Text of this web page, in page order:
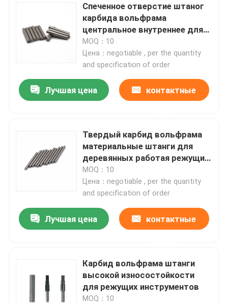
Спеченное отверстие штаног
карбида вольфрама
центральное внутреннее для
режущих инструментов
хладоагента
MOQ：10
Цена：negotiable , per the quantity
and specification of order
Лучшая цена контактные
Твердый карбид вольфрама
материальные штанги для
деревянных работая режущих
инструментов
MOQ：10
Цена：negotiable , per the quantity
and specification of order
Лучшая цена контактные
Карбид вольфрама штанги
высокой износостойкости
для режущих инструментов
MOQ：10